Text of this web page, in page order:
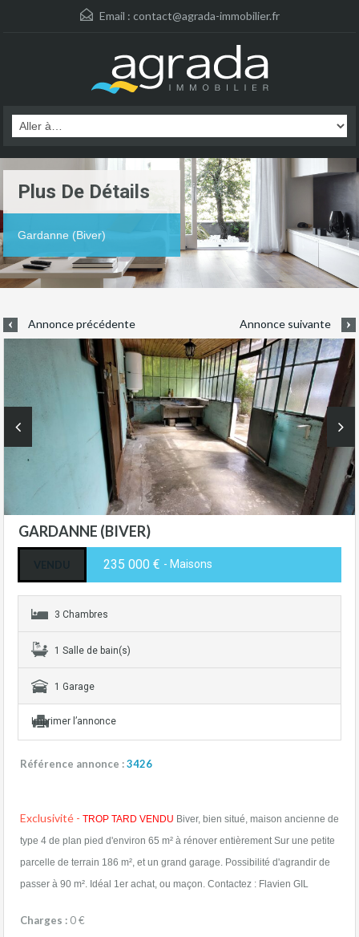
Email : contact@agrada-immobilier.fr
Plus De Détails
Gardanne (Biver)
Annonce précédente Annonce suivante
GARDANNE (BIVER)
235 000 € - Maisons
3 Chambres
1 Salle de bain(s)
1 Garage
Imprimer l’annonce
Référence annonce :3426
Exclusivité - TROP TARD VENDU Biver, bien situé, maison ancienne de
type 4 de plan pied d'environ 65 m² à rénover entièrement Sur une petite
parcelle de terrain 186 m², et un grand garage. Possibilité d'agrandir de
passer à 90 m². Idéal 1er achat, ou maçon. Contactez : Flavien GIL
Charges : 0 €